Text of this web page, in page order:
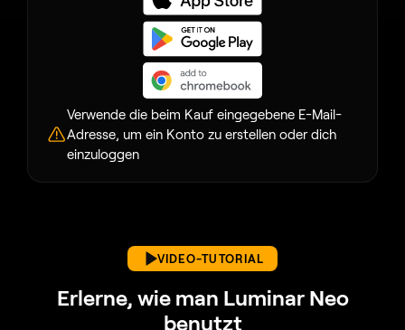
Verwende die beim Kauf eingegebene E-Mail-
Adresse, um ein Konto zu erstellen oder dich
einzuloggen
VIDEO-TUTORIAL
Erlerne, wie man Luminar Neo
benutzt